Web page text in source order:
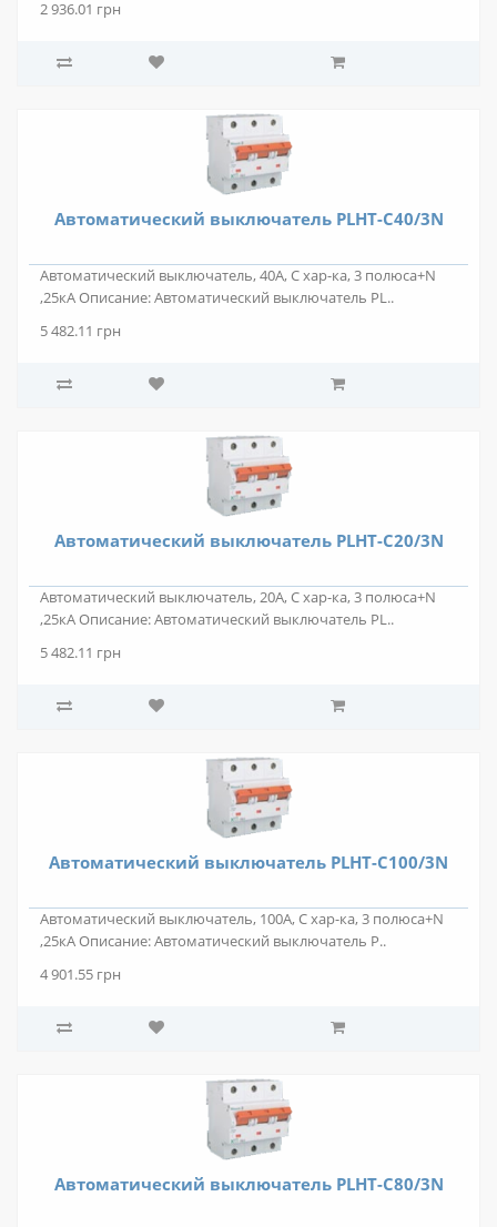
2 936.01 грн
Автоматический выключатель PLHT-C40/3N
Автоматический выключатель, 40А, C хар-ка, 3 полюса+N
,25кА Описание: Автоматический выключатель PL..
5 482.11 грн
Автоматический выключатель PLHT-C20/3N
Автоматический выключатель, 20А, C хар-ка, 3 полюса+N
,25кА Описание: Автоматический выключатель PL..
5 482.11 грн
Автоматический выключатель PLHT-C100/3N
Автоматический выключатель, 100А, C хар-ка, 3 полюса+N
,25кА Описание: Автоматический выключатель P..
4 901.55 грн
Автоматический выключатель PLHT-C80/3N